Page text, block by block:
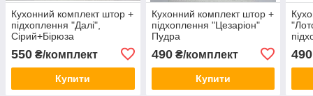
Кухонний комплект штор +
підхоплення "Далі",
Сірий+Бірюза
550 ₴/комплект
Купити
Кухонний комплект штор +
підхоплення "Цезаріон"
Пудра
490₴/комплект
Купити
490